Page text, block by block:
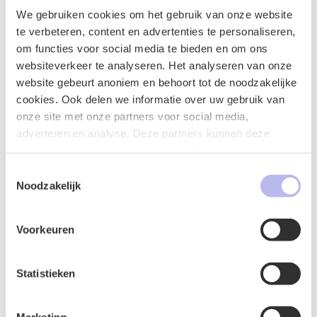
We gebruiken cookies om het gebruik van onze website
te verbeteren, content en advertenties te personaliseren,
om functies voor social media te bieden en om ons
websiteverkeer te analyseren. Het analyseren van onze
website gebeurt anoniem en behoort tot de noodzakelijke
cookies. Ook delen we informatie over uw gebruik van
onze site met onze partners voor social media,
adverteren en analyse. Deze partners kunnen deze
uw gebruik van hun services.
Noodzakelijk
Voorkeuren
Statistieken
Contactformulier